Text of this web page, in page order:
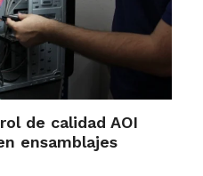
de calidad AOI
ensamblajes